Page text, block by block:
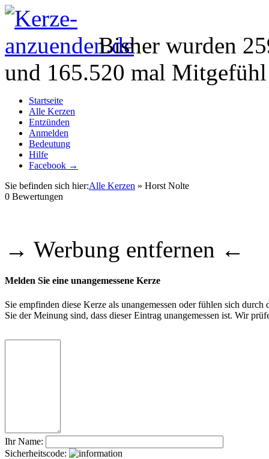
Bisher wurden
und 165.520 mal
Startseite
Alle Kerzen
Entzünden
Anmelden
Bedeutung
Hilfe
Facebook →
Sie befinden sich hier:Alle Kerzen » Horst Nolte
0 Bewertungen
→ Werbung entfernen ←
Melden Sie eine unangemessene Kerze
Sie empfinden diese Kerze als unangemessen oder fühlen sich
Sie der Meinung sind, dass dieser Eintrag unangemessen ist. Wir
Ihr Name:
Sicherheitscode: